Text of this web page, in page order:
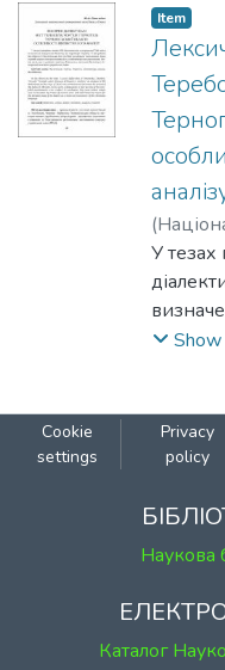
шляхи
Item
(
У тезах
Cookie
settings
Privacy
policy
Наукова
Каталог